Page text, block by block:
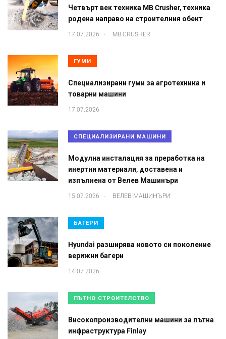
Четвърт век техника MB Crusher, техника
родена направо на строителния обект
17.07.2026 . MB CRUSHER
ГУМИ
Специализирани гуми за агротехника и
товарни машини
17.07.2026
СПЕЦИАЛИЗИРАНИ МАШИНИ
Модулна инсталация за преработка на
инертни материали, доставена и
изпълнена от Велев Машинъри
15.07.2026 . ВЕЛЕВ МАШИНЪРИ
БАГЕРИ
Hyundai разширява новото си поколение
верижни багери
14.07.2026
ПЪТНО СТРОИТЕЛСТВО
Високопроизводителни машини за пътна
инфраструктура Finlay